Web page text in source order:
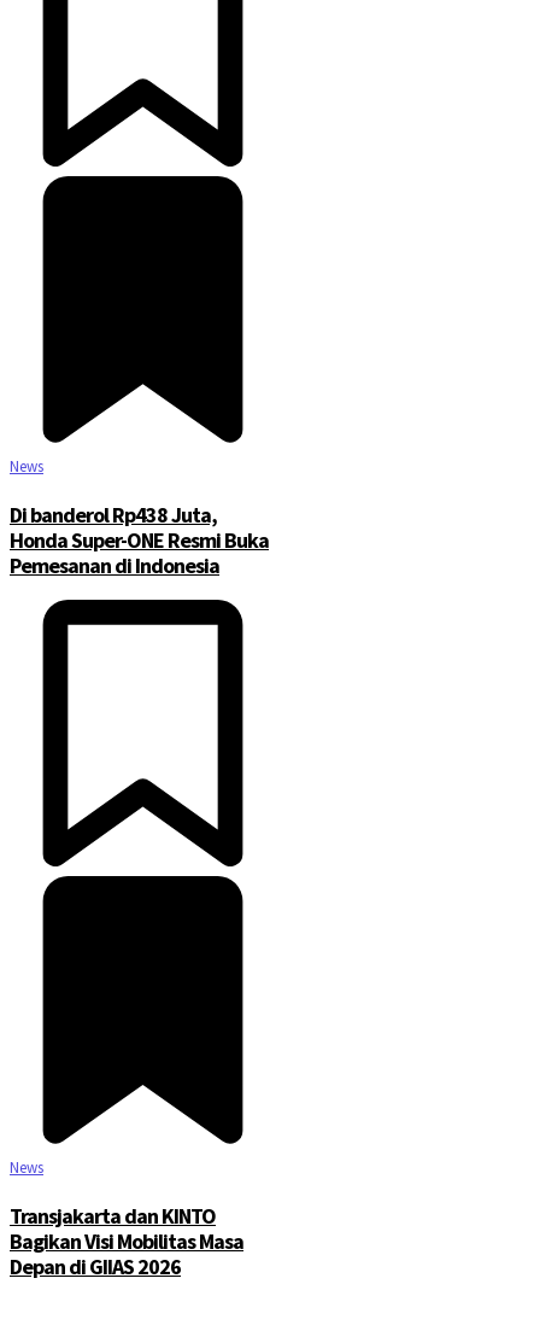
News
Di banderol Rp438 Juta,
Honda Super-ONE Resmi Buka
Pemesanan di Indonesia
News
Transjakarta dan KINTO
Bagikan Visi Mobilitas Masa
Depan di GIIAS 2026